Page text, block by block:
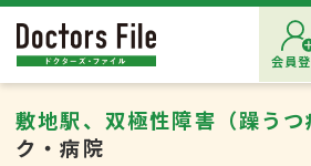
会員
敷地駅、双極性障害（躁うつ
ク・病院